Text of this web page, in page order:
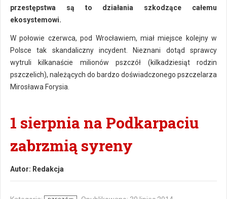
przestępstwa są to działania szkodzące całemu
ekosystemowi.
W połowie czerwca, pod Wrocławiem, miał miejsce kolejny w
Polsce tak skandaliczny incydent. Nieznani dotąd sprawcy
wytruli kilkanaście milionów pszczół (kilkadziesiąt rodzin
pszczelich), należących do bardzo doświadczonego pszczelarza
Mirosława Forysia.
1 sierpnia na Podkarpaciu
zabrzmią syreny
Autor: Redakcja